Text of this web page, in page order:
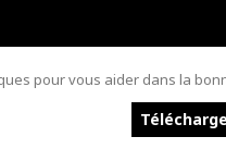
pour vous aider dans la